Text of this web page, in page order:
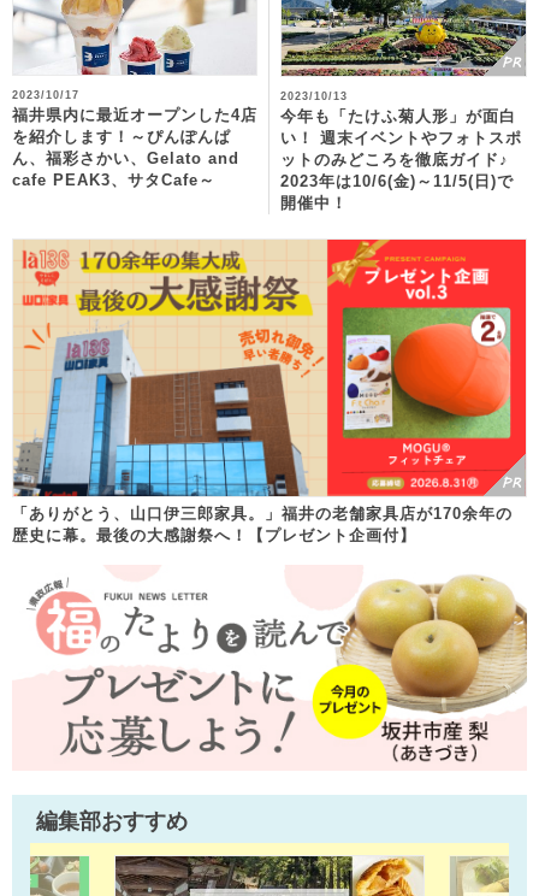
2023/10/17
福井県内に最近オープンした4店
を紹介します！～ぴんぽんぱ
ん、福彩さかい、Gelato and
cafe PEAK3、サタCafe～
2023/10/13
今年も「たけふ菊人形」が面白
い！ 週末イベントやフォトスポ
ットのみどころを徹底ガイド♪
2023年は10/6(金)～11/5(日)で
開催中！
「ありがとう、山口伊三郎家具。」福井の老舗家具店が170余年の
歴史に幕。最後の大感謝祭へ！【プレゼント企画付】
編集部おすすめ